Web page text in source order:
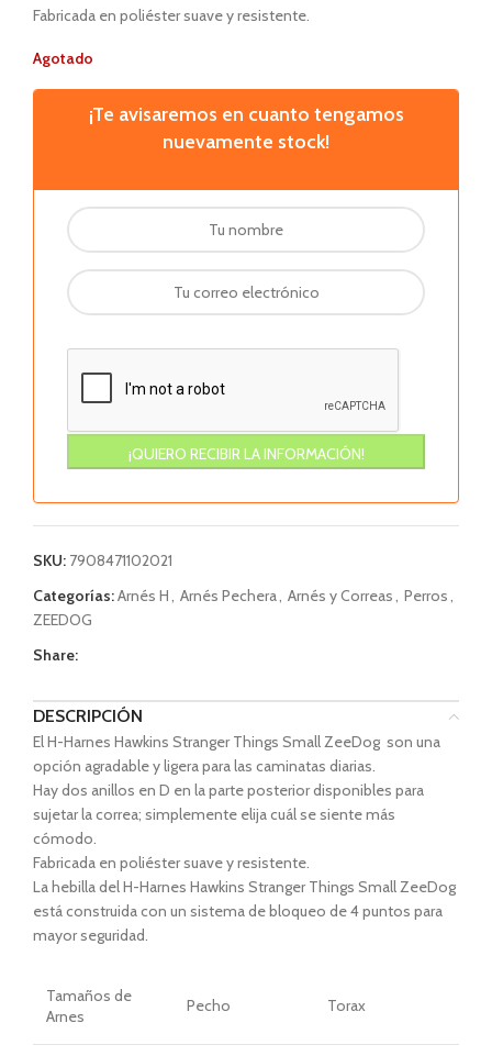
Fabricada en poliéster suave y resistente.
Agotado
¡Te avisaremos en cuanto tengamos
nuevamente stock!
SKU: 7908471102021
Categorías:Arnés H, Arnés Pechera, Arnés y Correas, Perros,
ZEEDOG
Share:
DESCRIPCIÓN
El H-Harnes Hawkins Stranger Things Small ZeeDog son una
opción agradable y ligera para las caminatas diarias.
Hay dos anillos en D en la parte posterior disponibles para
sujetar la correa; simplemente elija cuál se siente más
cómodo.
Fabricada en poliéster suave y resistente.
La hebilla del H-Harnes Hawkins Stranger Things Small ZeeDog
está construida con un sistema de bloqueo de 4 puntos para
mayor seguridad.
Tamaños de
Arnes
Pecho Torax